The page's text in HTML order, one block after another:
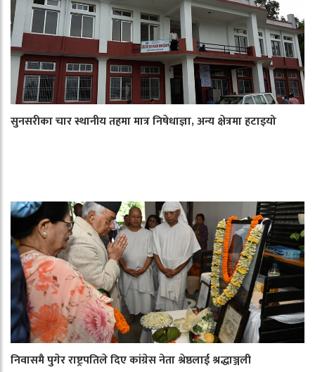
सुनसरीका चार स्थानीय तहमा मात्र निषेधाज्ञा, अन्य क्षेत्रमा हटाइयो
निवासमै पुगेर राष्ट्रपतिले दिए कांग्रेस नेता श्रेष्ठलाई श्रद्धाञ्जली